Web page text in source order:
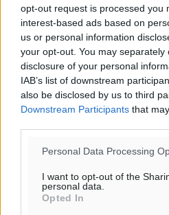
opt-out request is processed you
interest-based ads based on
us or personal information
your opt-out. You may
disclosure of your personal
IAB’s list of downstream
also be disclosed by us to third
Downstream Participants that
Personal Data Processing
I want to opt-out of the
personal data.
Opted In
Ροή
Ευρωπαϊκό Πρωτάθλημα
Αθλητικά• πριν 1 λεπτό
Εθνική Παίδων: Ο
φουρνιά των τελευταίων ετών